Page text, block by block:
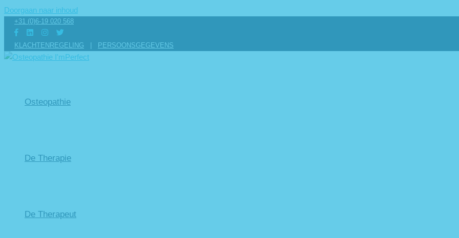
Doorgaan naar inhoud
+31 (0)6-19 020 568
KLACHTENREGELING PERSOONSGEGEVENS
Osteopathie
De Therapie
De Therapeut